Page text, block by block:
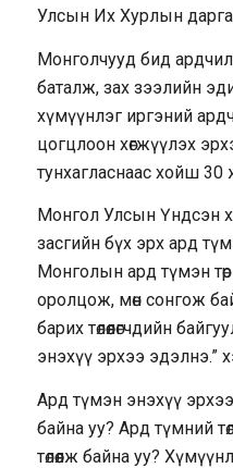
Улсын Их Хурлын
Монголчууд бид
баталж, зах зээлийн
хүмүүнлэг иргэний
цогцлоон хөгжүүлэх
тунхагласнаас хойш 30
Монгол Улсын Үндсэн
засгийн бүх эрх ард
Монголын ард түмэн
оролцож, мөн сонгож
барих төлөөлөгчдийн
энэхүү эрхээ эдэлнэ.”
Ард түмэн энэхүү
байна уу? Ард түмний
төлөөлж байна уу?